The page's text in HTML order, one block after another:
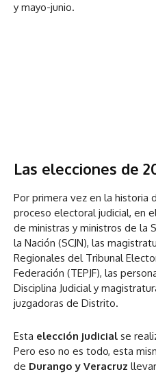
y mayo-junio.
Las elecciones de
Por primera vez en la historia
proceso electoral judicial, en
de ministras y ministros de la
la Nación (SCJN), las
Regionales del Tribunal
Federación (TEPJF), las
Disciplina Judicial y
juzgadoras de Distrito.
Esta elección judicial se
Pero eso no es todo, esta
de Durango y Veracruz